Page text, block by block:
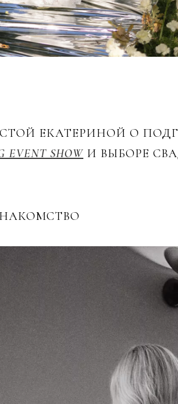
ЕКАТЕРИНОЙ О
EVENT SHOW И ВЫБОРЕ